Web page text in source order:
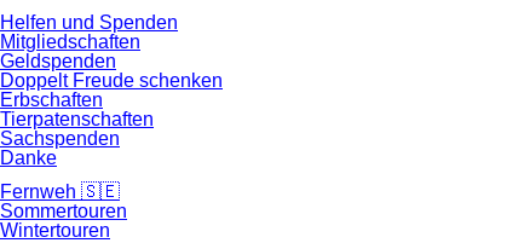
Helfen und Spenden
Mitgliedschaften
Geldspenden
Doppelt Freude schenken
Erbschaften
Tierpatenschaften
Sachspenden
Danke
Fernweh 🇸🇪
Sommertouren
Wintertouren